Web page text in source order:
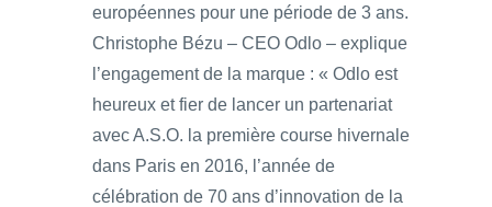
européennes pour une période de 3 ans.
Christophe Bézu – CEO Odlo – explique
l’engagement de la marque : « Odlo est
heureux et fier de lancer un partenariat
avec A.S.O. la première course hivernale
dans Paris en 2016, l’année de
célébration de 70 ans d’innovation de la